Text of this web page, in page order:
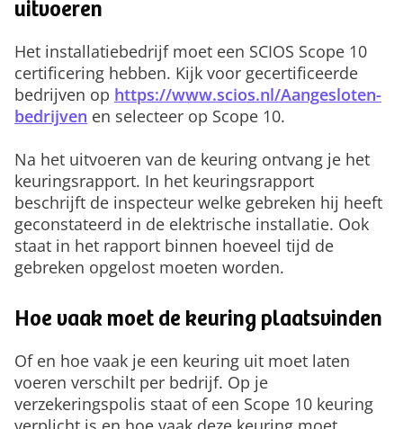
uitvoeren
Het installatiebedrijf moet een SCIOS Scope 10
certificering hebben. Kijk voor gecertificeerde
bedrijven op https://www.scios.nl/Aangesloten-
bedrijven en selecteer op Scope 10.
Na het uitvoeren van de keuring ontvang je het
keuringsrapport. In het keuringsrapport
beschrijft de inspecteur welke gebreken hij heeft
geconstateerd in de elektrische installatie. Ook
staat in het rapport binnen hoeveel tijd de
gebreken opgelost moeten worden.
Hoe vaak moet de keuring plaatsvinden
Of en hoe vaak je een keuring uit moet laten
voeren verschilt per bedrijf. Op je
verzekeringspolis staat of een Scope 10 keuring